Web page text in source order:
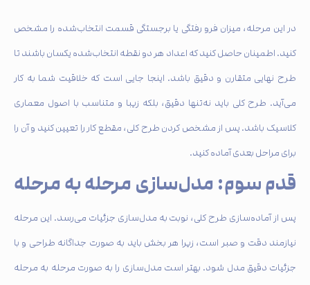
در این مرحله، میزان فرو رفتگی یا برجستگی قسمت انتخاب‌شده را مشخص
کنید. اطمینان حاصل کنید که اعداد هر دو نقطه انتخاب‌شده یکسان باشند تا
طرح نهایی متقارن و دقیق باشد. اینجا جایی است که خلاقیت شما به کار
می‌آید. طرح کلی باید نه‌تنها دقیق، بلکه زیبا و متناسب با اصول معماری
کلاسیک باشد. پس از مشخص کردن طرح کلی، مقطع کار را تعیین کنید و آن را
برای مراحل بعدی آماده کنید.
قدم سوم: مدل‌سازی مرحله به مرحله
پس از آماده‌سازی طرح کلی، نوبت به مدل‌سازی جزئیات می‌رسد. این مرحله
نیازمند دقت و صبر است، زیرا هر بخش باید به صورت جداگانه طراحی و با
جزئیات دقیق مدل شود. بهتر است مدل‌سازی را به صورت مرحله به مرحله